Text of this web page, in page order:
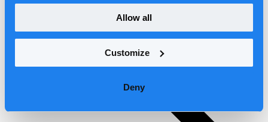
Allow all
Customize
Deny
bedrijfsvoering beïnvloeden. Het resultaat: minder hiaten in de
datakwaliteit, sneller herstel na storingen en betere dagelijkse